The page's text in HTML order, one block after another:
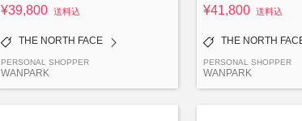
¥39,800 送料込
THE NORTH FACE
PERSONAL SHOPPER
WANPARK
¥41,800 送料込
THE NORTH
PERSONAL SHOPPER
WANPARK